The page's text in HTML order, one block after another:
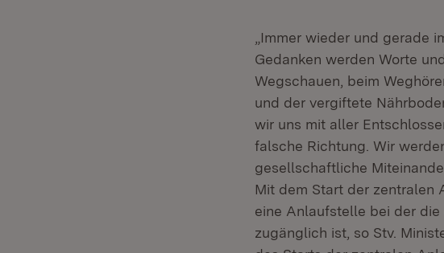
„Immer wieder und gerade
Gedanken werden Worte
Wegschauen, beim
und der vergiftete
wir uns mit aller
falsche Richtung. Wir
gesellschaftliche
Mit dem Start der zentralen
eine Anlaufstelle bei der
zugänglich ist, so Stv.